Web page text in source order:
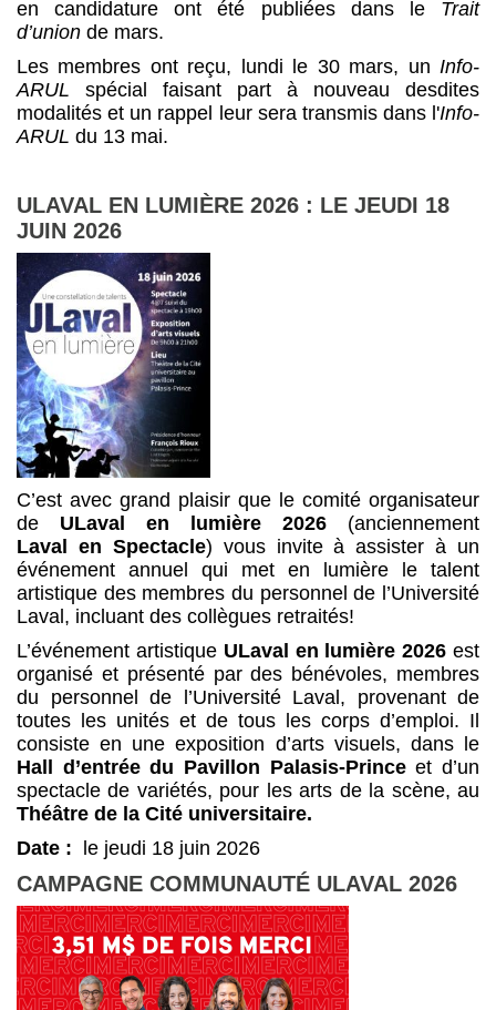
en candidature ont été publiées dans le Trait
d’union de mars.
Les membres ont reçu, lundi le 30 mars, un Info-
ARUL spécial faisant part à nouveau desdites
modalités et un rappel leur sera transmis dans l'Info-
ARUL du 13 mai.
ULAVAL EN LUMIÈRE 2026 : LE JEUDI 18
JUIN 2026
C’est avec grand plaisir que le comité organisateur
de ULaval en lumière 2026 (anciennement
Laval en Spectacle) vous invite à assister à un
événement annuel qui met en lumière le talent
artistique des membres du personnel de l’Université
Laval, incluant des collègues retraités!
L’événement artistique ULaval en lumière 2026 est
organisé et présenté par des bénévoles, membres
du personnel de l’Université Laval, provenant de
toutes les unités et de tous les corps d’emploi. Il
consiste en une exposition d’arts visuels, dans le
Hall d’entrée du Pavillon Palasis-Princeet d’un
spectacle de variétés, pour les arts de la scène, au
Théâtre de la Cité universitaire.
Date :
le jeudi 18 juin 2026
CAMPAGNE COMMUNAUTÉ ULAVAL 2026